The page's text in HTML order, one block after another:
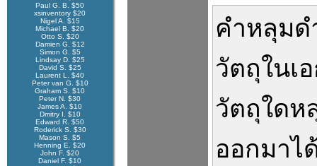
Paul G. B. $50
xsinventory $20
Nigel A. $15
Michael B. $20
Otto S. $20
Damien G. $12
Simon G. $5
Lindsay D. $25
David S. $25
Laurent L. $40
Peter van G. $10
Graham S. $10
Peter N. $30
James A. $10
Dmitry I. $10
Edward R. $50
Roderick S. $30
Mason S. $5
Henning E. $20
John F. $20
Daniel F. $10
คำหลุมด
วัตถุในเ
วัตถุใดห
ออกมาไ